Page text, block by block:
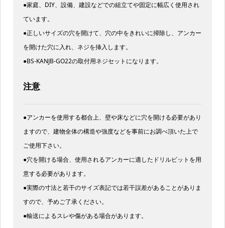
●家庭、DIY、設備、建設などでの組立てや固定に幅広く使用され
ています。
●正しいサイズの穴を開けて、穴の中をきれいに掃除し、アンカー
を開けた穴に入れ、ネジを挿入します。
●BS-KANJB-GO22の取付用ネジセットになります。
注意
●アンカーを使用する都合上、壁や床などに穴を開ける必要があり
ますので、建物全体の構造や強度などを事前にお調べ頂いた上で
ご使用下さい。
●穴を開ける場合、使用されるアンカーに適したドリルビットを用
意する必要があります。
●実際の寸法と若干のサイズ表記では若干誤差があることがありま
すので、予めご了承ください。
●輸送によるスレや傷がある場合があります。